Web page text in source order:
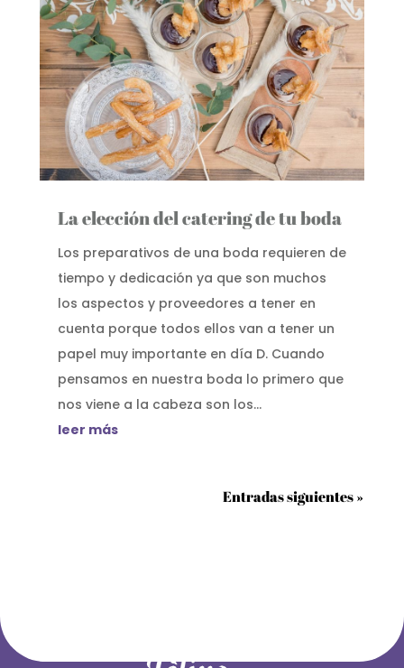
La elección del catering de tu boda
Los preparativos de una boda requieren de
tiempo y dedicación ya que son muchos
los aspectos y proveedores a tener en
cuenta porque todos ellos van a tener un
papel muy importante en día D. Cuando
pensamos en nuestra boda lo primero que
nos viene a la cabeza son los...
leer más
Entradas siguientes »